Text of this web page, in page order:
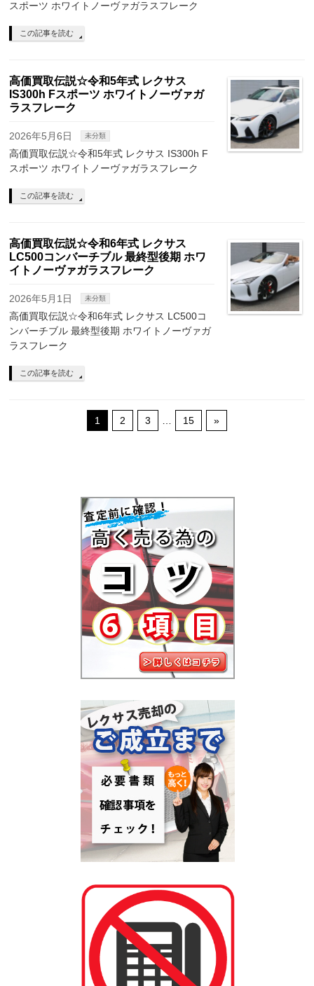
スポーツ ホワイトノーヴァガラスフレーク
この記事を読む
高価買取伝説☆令和5年式 レクサス
IS300h Fスポーツ ホワイトノーヴァガ
ラスフレーク
2026年5月6日 未分類
高価買取伝説☆令和5年式 レクサス IS300h F
スポーツ ホワイトノーヴァガラスフレーク
この記事を読む
高価買取伝説☆令和6年式 レクサス
LC500コンバーチブル 最終型後期 ホワ
イトノーヴァガラスフレーク
2026年5月1日 未分類
高価買取伝説☆令和6年式 レクサス LC500コ
ンバーチブル 最終型後期 ホワイトノーヴァガ
ラスフレーク
この記事を読む
1 2 3 15 »